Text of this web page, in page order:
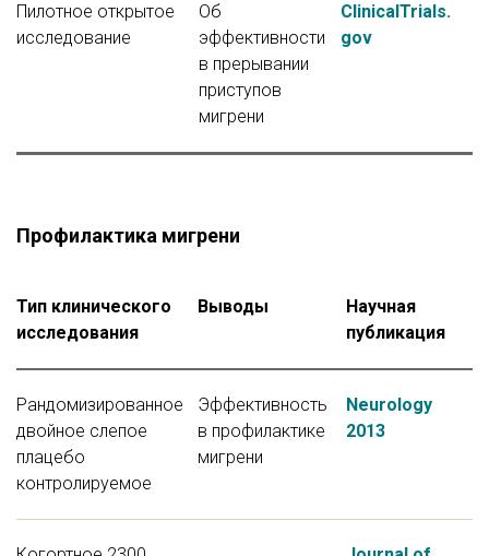
Пилотное открытое
исследование
Об
эффективности
в прерывании
приступов
мигрени
ClinicalTrials.
gov
Профилактика мигрени
Тип клинического
исследования
Выводы
Научная
публикация
Рандомизированное
двойное слепое
плацебо
контролируемое
Эффективность
в профилактике
мигрени
Neurology
2013